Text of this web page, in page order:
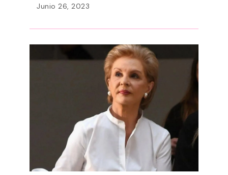
Junio 26, 2023